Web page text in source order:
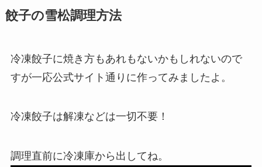
餃子の雪松調理方法
冷凍餃子に焼き方もあれもないかもしれないので
すが一応公式サイト通りに作ってみましたよ。
冷凍餃子は解凍などは一切不要！
調理直前に冷凍庫から出してね。